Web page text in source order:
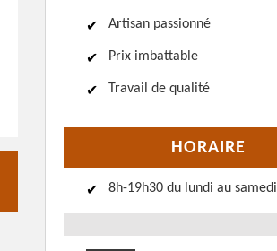
Artisan passionné
Prix imbattable
Travail de qualité
HORAIRE
8h-19h30 du lundi au samedi